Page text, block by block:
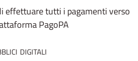
effettuare tutti i pagamenti verso
PagoPA
digitali